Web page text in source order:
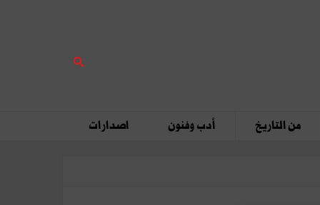
من التاريخ أدب وفنون اصدارات